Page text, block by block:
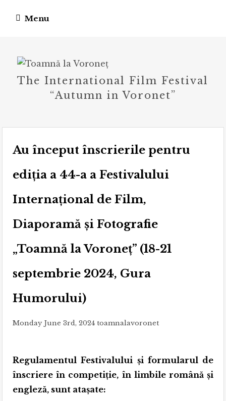
Menu
The International Film Festival
“Autumn in Voronet”
Au început înscrierile pentru
ediția a 44-a a Festivalului
Internațional de Film,
Diaporamă și Fotografie
„Toamnă la Voroneț” (18-21
septembrie 2024, Gura
Humorului)
Monday June 3rd, 2024 toamnalavoronet
Regulamentul Festivalului și formularul de
înscriere în competiție, în limbile română și
engleză, sunt atașate: